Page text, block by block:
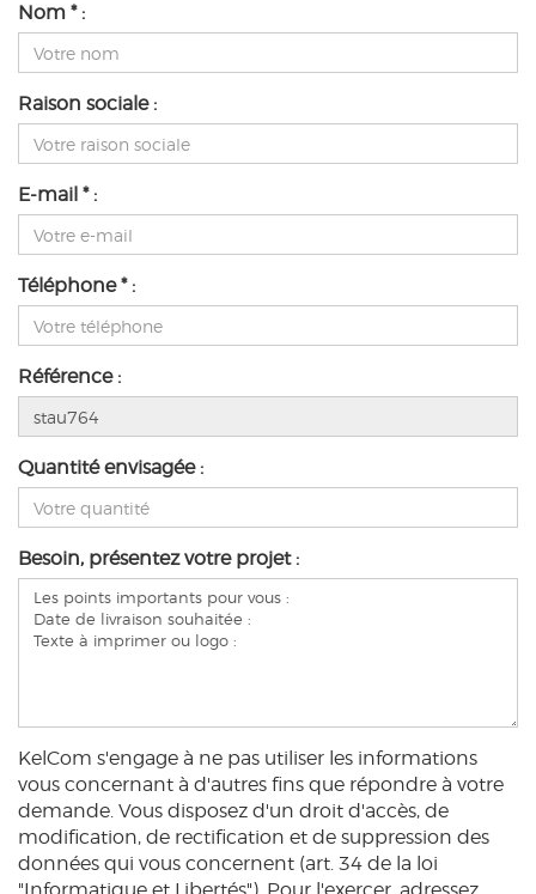
Nom * :
Raison sociale :
E-mail * :
Téléphone * :
Référence :
Quantité envisagée :
Besoin, présentez votre projet :
KelCom s'engage à ne pas utiliser les informations
vous concernant à d'autres fins que répondre à votre
demande. Vous disposez d'un droit d'accès, de
modification, de rectification et de suppression des
données qui vous concernent (art. 34 de la loi